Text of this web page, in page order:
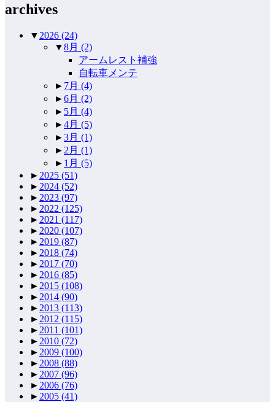
archives
▼ 2026 (24)
▼8月 (2)
アームレスト補強
自転車メンテ
► 7月 (4)
►6月 (2)
► 5月 (4)
►4月 (5)
►3月 (1)
► 2月 (1)
► 1月 (5)
► 2025 (51)
► 2024 (52)
► 2023 (97)
► 2022 (125)
► 2021 (117)
► 2020 (107)
► 2019 (87)
► 2018 (74)
► 2017 (70)
► 2016 (85)
► 2015 (108)
► 2014 (90)
► 2013 (113)
► 2012 (115)
► 2011 (101)
► 2010 (72)
► 2009 (100)
► 2008 (88)
► 2007 (96)
► 2006 (76)
► 2005 (41)